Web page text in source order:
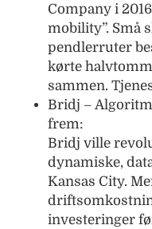
Company i
mobility”. Små
pendlerruter
kørte
sammen.
Bridj –
frem:
Bridj ville
dynamiske,
Kansas City.
investeringer